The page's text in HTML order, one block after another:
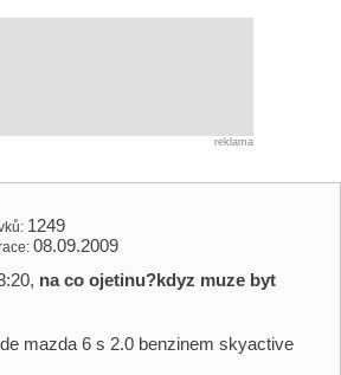
reklama
1249
08.09.2009
na co ojetinu?kdyz muze byt
mazda 6 s 2.0 benzinem skyactive